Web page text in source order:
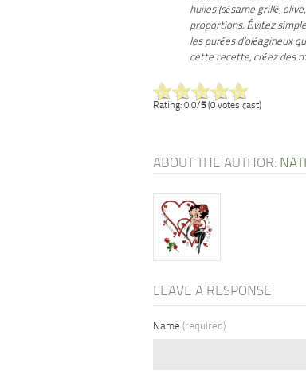
huiles (sésame grillé,
proportions. Évitez
les purées d’oléagineux
cette recette, créez des
Rating: 0.0/5(0 votes cast)
ABOUT THE AUTHOR:
LEAVE A RESPONSE
Name (required)